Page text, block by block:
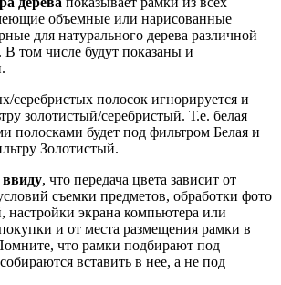
объемные или нарисованные
для натурального дерева различной
В том числе будут показаны и
серебристых полосок игнорируется и
золотистый/серебристый. Т.е. белая
полосками будет под фильтром Белая и
Золотистый.
, что передача цвета зависит от
съемки предметов, обработки фото
настройки экрана компьютера или
и от места размещения рамки в
что рамки подбирают под
вставить в нее, а не под